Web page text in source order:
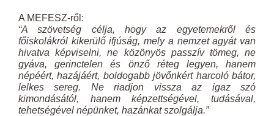
A MEFESZ-ről:
“A szövetség célja, hogy az egyetemekről és
főiskolákról kikerülő ifjúság, mely a nemzet agyát van
hivatva képviselni, ne közönyös passzív tömeg, ne
gyáva, gerinctelen és önző réteg legyen, hanem
népéért, hazájáért, boldogabb jövőnkért harcoló bátor,
lelkes sereg. Ne riadjon vissza az igaz szó
kimondásától, hanem képzettségével, tudásával,
tehetségével népünket, hazánkat szolgálja.”